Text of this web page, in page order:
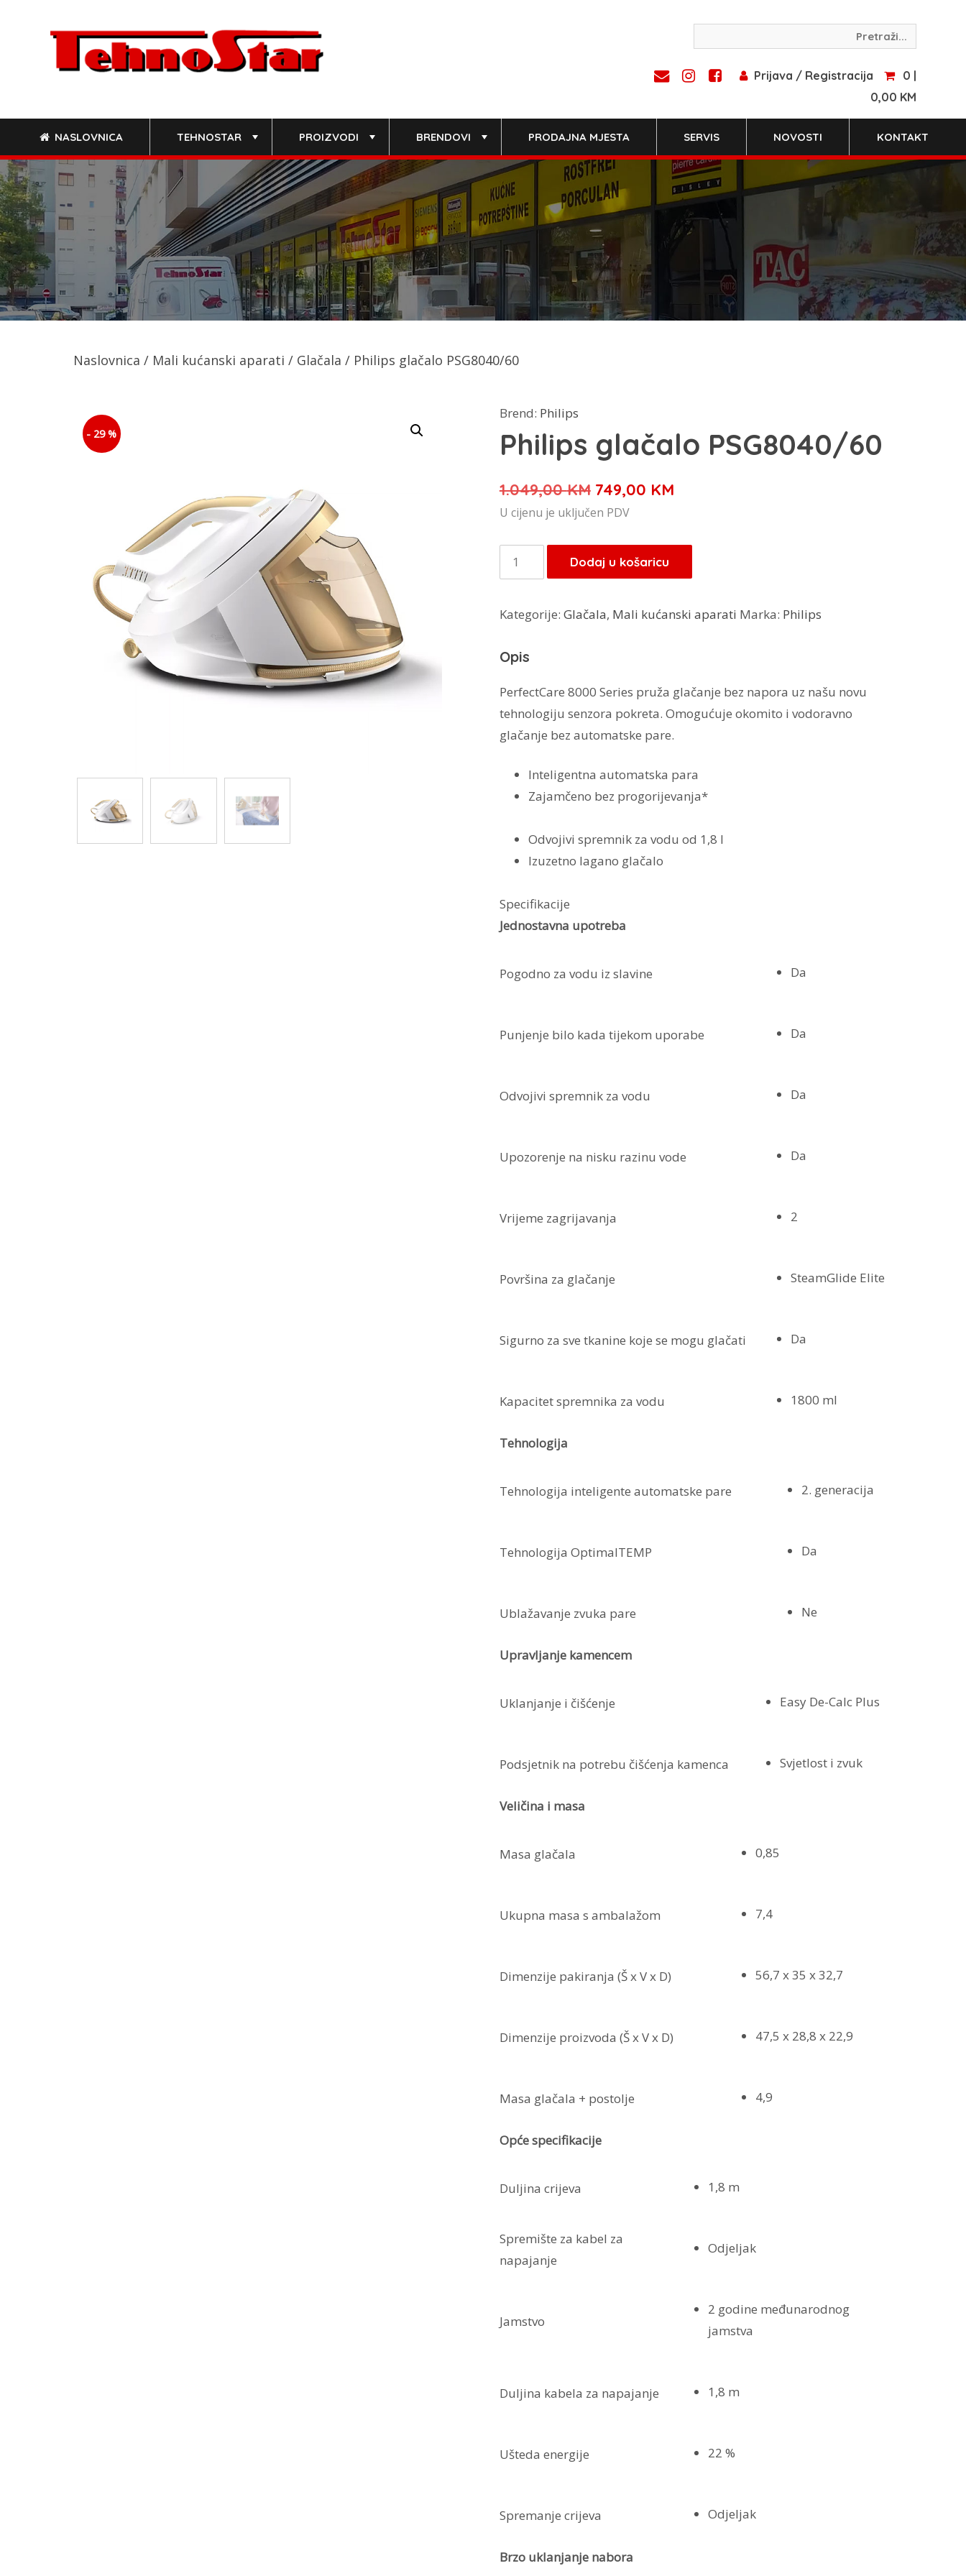
Prijava / Registracija
0 |
0,00 KM
NASLOVNICA TEHNOSTAR PROIZVODI BRENDOVI PRODAJNA MJESTA SERVIS NOVOSTI KONTAKT
Naslovnica / Mali kućanski aparati / Glačala / Philips glačalo PSG8040/60
- 29 %
Brend: Philips
Philips glačalo PSG8040/60
1.049,00KM Izvorna
cijena
je:
1.049,00 KM.
749,00 KMTrenutna
749,00 KM.
U cijenu je uključen PDV
Philips
glačalo
količina
Dodaj u košaricu
Kategorije: Glačala, Mali kućanski aparati Marka: Philips
Opis
PerfectCare 8000 Series pruža glačanje bez napora uz našu novu
tehnologiju senzora pokreta. Omogućuje okomito i vodoravno
glačanje bez automatske pare.
Inteligentna automatska para
Zajamčeno bez progorijevanja*
Odvojivi spremnik za vodu od 1,8 l
Izuzetno lagano glačalo
Specifikacije
Jednostavna upotreba
Pogodno za vodu iz slavine Da
Punjenje bilo kada tijekom uporabe Da
Odvojivi spremnik za vodu Da
Upozorenje na nisku razinu vode Da
Vrijeme zagrijavanja 2
Površina za glačanje SteamGlide Elite
Sigurno za sve tkanine koje se mogu glačati Da
Kapacitet spremnika za vodu 1800 ml
Tehnologija
Tehnologija inteligente automatske pare 2. generacija
Tehnologija OptimalTEMP Da
Ublažavanje zvuka pare Ne
Upravljanje kamencem
Uklanjanje i čišćenje Easy De-Calc Plus
Podsjetnik na potrebu čišćenja kamenca Svjetlost i zvuk
Veličina i masa
Masa glačala 0,85
Ukupna masa s ambalažom 7,4
Dimenzije pakiranja (Š x V x D) 56,7 x 35 x 32,7
Dimenzije proizvoda (Š x V x D) 47,5 x 28,8 x 22,9
Masa glačala + postolje 4,9
Opće specifikacije
Duljina crijeva 1,8 m
Spremište za kabel za
napajanje
Odjeljak
Jamstvo
2 godine međunarodnog
jamstva
Duljina kabela za napajanje 1,8 m
Ušteda energije 22 %
Spremanje crijeva Odjeljak
Brzo uklanjanje nabora